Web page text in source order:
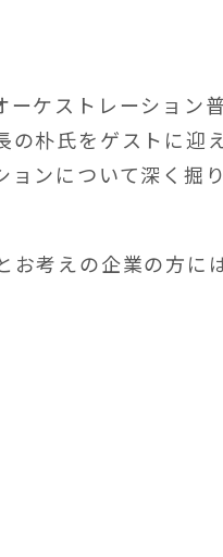
ケストレーション
朴氏をゲストに迎
ンについて深く掘
考えの企業の方に